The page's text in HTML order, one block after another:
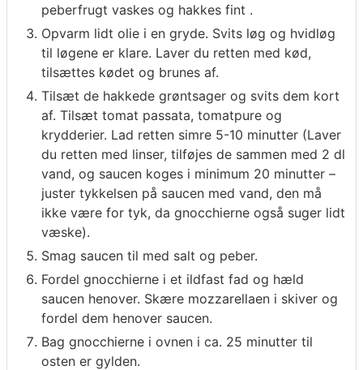
peberfrugt vaskes og hakkes fint .
Opvarm lidt olie i en gryde. Svits løg og hvidløg
til løgene er klare. Laver du retten med kød,
tilsættes kødet og brunes af.
Tilsæt de hakkede grøntsager og svits dem kort
af. Tilsæt tomat passata, tomatpure og
krydderier. Lad retten simre 5-10 minutter (Laver
du retten med linser, tilføjes de sammen med 2 dl
vand, og saucen koges i minimum 20 minutter –
juster tykkelsen på saucen med vand, den må
ikke være for tyk, da gnocchierne også suger lidt
væske).
Smag saucen til med salt og peber.
Fordel gnocchierne i et ildfast fad og hæld
saucen henover. Skære mozzarellaen i skiver og
fordel dem henover saucen.
Bag gnocchierne i ovnen i ca. 25 minutter til
osten er gylden.